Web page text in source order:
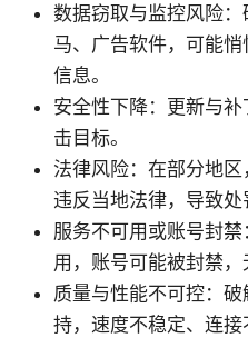
数据窃取与监控风险
马、广告软件，可能
信息。
安全性下降：更新与
击目标。
法律风险：在部分地
违反当地法律，导致处
服务不可用或账号封
用，账号可能被封禁，
质量与性能不可控：
持，速度不稳定、连接